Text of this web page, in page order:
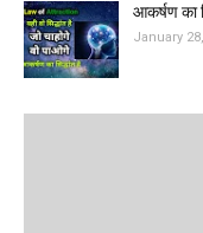
आकर्षण का
January